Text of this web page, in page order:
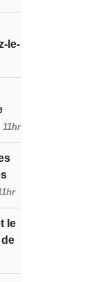
le-
11hr
le